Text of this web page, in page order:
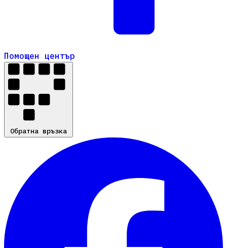
Помощен център
Помощен център
Обратна връзка
Обратна връзка